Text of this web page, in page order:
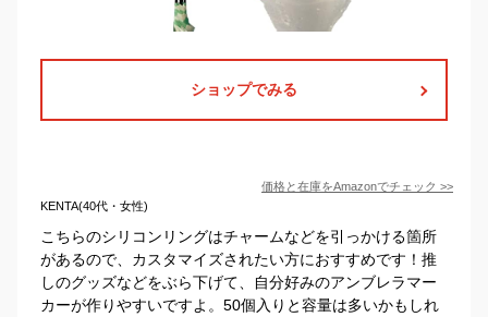
ショップでみる
価格と在庫をAmazonでチェック >>
KENTA(40代・女性)
こちらのシリコンリングはチャームなどを引っかける箇所
があるので、カスタマイズされたい方におすすめです！推
しのグッズなどをぶら下げて、自分好みのアンブレラマー
カーが作りやすいですよ。50個入りと容量は多いかもしれ